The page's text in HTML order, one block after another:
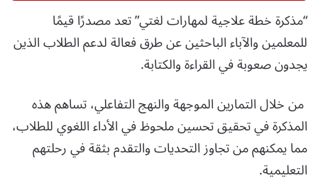
“مذكرة خطة علاجية لمهارات لغتي” تعد مصدرًا قيمًا
للمعلمين والآباء الباحثين عن طرق فعالة لدعم الطلاب الذين
يجدون صعوبة في القراءة والكتابة.
من خلال التمارين الموجهة والنهج التفاعلي، تساهم هذه
المذكرة في تحقيق تحسين ملحوظ في الأداء اللغوي للطلاب،
مما يمكنهم من تجاوز التحديات والتقدم بثقة في رحلتهم
التعليمية.